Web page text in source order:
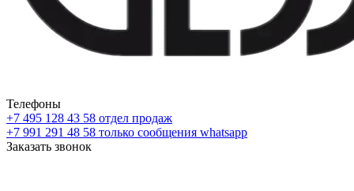
Телефоны
+7 495 128 43 58 отдел продаж
+7 991 291 48 58 только сообщения whatsapp
Заказать звонок